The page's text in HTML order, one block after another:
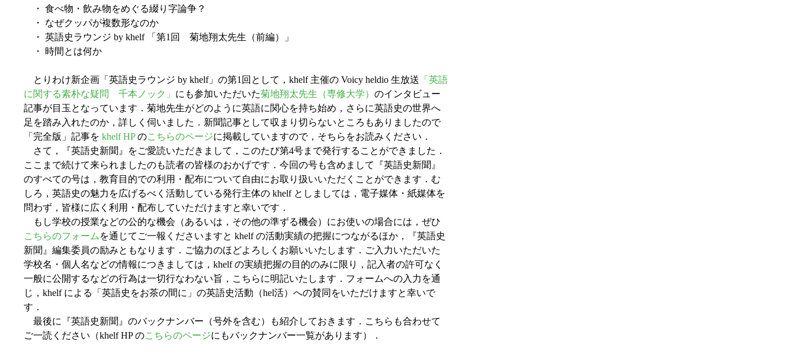
・ 食べ物・飲み物をめぐる綴り字論争？
・ なぜクッパが複数形なのか
・ 英語史ラウンジ by khelf 「第1回 菊地翔太先生（前編）」
・ 時間とは何か
とりわけ新企画「英語史ラウンジ by khelf」の第1回として，khelf 主催の Voicy heldio 生放送 「英語
に関する素朴な疑問 千本ノック」 にも参加いただいた菊地翔太先生（専修大学） のインタビュー
記事が目玉となっています．菊地先生がどのように英語に関心を持ち始め，さらに英語史の世界へ
足を踏み入れたのか，詳しく伺いました．新聞記事として収まり切らないところもありましたので
「完全版」記事を khelf HPのこちらのページに掲載していますので，そちらをお読みください．
さて，『英語史新聞』をご愛読いただきまして，このたび第4号まで発行することができました．
ここまで続けて来られましたのも読者の皆様のおかげです．今回の号も含めまして『英語史新聞』
のすべての号は，教育目的での利用・配布について自由にお取り扱いいただくことができます．む
しろ，英語史の魅力を広げるべく活動している発行主体の khelf としましては，電子媒体・紙媒体を
問わず，皆様に広く利用・配布していただけますと幸いです．
もし学校の授業などの公的な機会（あるいは，その他の準ずる機会）にお使いの場合には，ぜひ
こちらのフォーム を通じてご一報くださいますと khelf の活動実績の把握につながるほか，『英語史
新聞』編集委員の励みともなります．ご協力のほどよろしくお願いいたします．ご入力いただいた
学校名・個人名などの情報につきましては，khelf の実績把握の目的のみに限り，記入者の許可なく
一般に公開するなどの行為は一切行なわない旨，こちらに明記いたします．フォームへの入力を通
じ，khelf による「英語史をお茶の間に」の英語史活動（hel活）への賛同をいただけますと幸いで
す．
最後に『英語史新聞』のバックナンバー（号外を含む）も紹介しておきます．こちらも合わせて
ご一読ください（khelf HP のこちらのページにもバックナンバー一覧があります）．